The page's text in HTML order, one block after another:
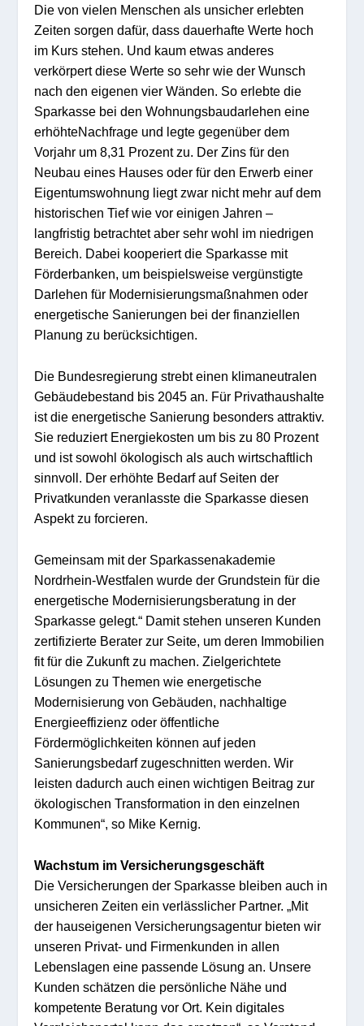
Die von vielen Menschen als unsicher erlebten
Zeiten sorgen dafür, dass dauerhafte Werte hoch
im Kurs stehen. Und kaum etwas anderes
verkörpert diese Werte so sehr wie der Wunsch
nach den eigenen vier Wänden. So erlebte die
Sparkasse bei denWohnungsbaudarlehen eine
erhöhteNachfrage und legte gegenüber dem
Vorjahr um 8,31 Prozentzu. Der Zins für den
Neubau eines Hauses oder für den Erwerb einer
Eigentumswohnung liegt zwar nicht mehr auf dem
historischen Tief wie vor einigen Jahren –
langfristig betrachtet abersehr wohl im niedrigen
Bereich. Dabei kooperiert die Sparkasse mit
Förderbanken, um beispielsweise vergünstigte
Darlehen für Modernisierungsmaßnahmen oder
energetische Sanierungen bei der finanziellen
Planung zu berücksichtigen.
Die Bundesregierung strebt einen klimaneutralen
Gebäudebestand bis 2045 an. Für Privathaushalte
ist die energetische Sanierung besonders attraktiv.
Sie reduziert Energiekosten um bis zu 80 Prozent
und ist sowohl ökologisch als auch wirtschaftlich
sinnvoll. Der erhöhte Bedarf auf Seiten der
Privatkunden veranlasste die Sparkasse diesen
Aspekt zu forcieren.
Gemeinsam mit der Sparkassenakademie
Nordrhein-Westfalen wurde der Grundstein für die
energetische Modernisierungsberatung in der
Sparkasse gelegt.“ Damit stehen unseren Kunden
zertifizierte Berater zur Seite, um deren Immobilien
fit für die Zukunft zu machen. Zielgerichtete
Lösungen zu Themen wie energetische
Modernisierung von Gebäuden, nachhaltige
Energieeffizienz oder öffentliche
Fördermöglichkeiten können auf jeden
Sanierungsbedarf zugeschnitten werden. Wir
leisten dadurch auch einen wichtigen Beitrag zur
ökologischen Transformation in den einzelnen
Kommunen“,so Mike Kernig.
Wachstum im Versicherungsgeschäft
Die Versicherungender Sparkasse bleiben auch in
unsicheren Zeitenein verlässlicher Partner. „Mit
der hauseigenen Versicherungsagentur bieten wir
unseren Privat- und Firmenkunden in allen
Lebenslagen eine passende Lösung an. Unsere
Kunden schätzen die persönliche Nähe und
kompetente Beratung vor Ort. Kein digitales